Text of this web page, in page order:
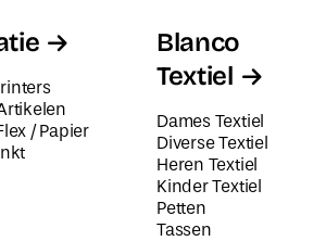
/ Papier
Blanco
Textiel
Dames Textiel
Diverse Textiel
Heren Textiel
Kinder Textiel
Petten
Tassen